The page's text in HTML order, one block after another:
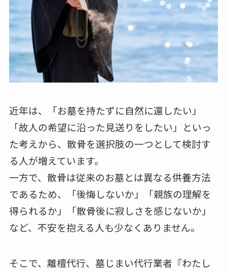
近年は、「お墓を持たずに自然に還したい」
「故人の希望に沿った見送りをしたい」といっ
た考えから、散骨を選択肢の一つとして検討す
る人が増えています。
一方で、散骨は従来のお墓とは異なる供養方法
であるため、「後悔しないか」「親族の理解を
得られるか」「散骨後に寂しさを感じないか」
など、不安を抱える人も少なくありません。
そこで、離檀代行、墓じまい代行業者『わたし